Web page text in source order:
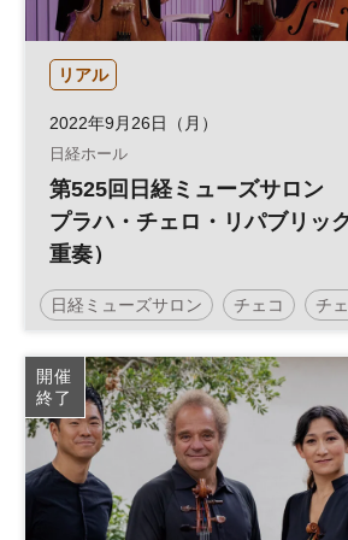
リアル
2022年9月26日（月）
日経ホール
第525回日経ミューズサロン
プラハ・チェロ・リパブリッ
重奏）
日経ミューズサロン チェコ チ
開催
終了